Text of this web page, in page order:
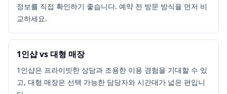
정보를 직접 확인하기 좋습니다. 예약 전 방문 방식을 먼저 비
교하세요.
1인샵 vs 대형 매장
1인샵은 프라이빗한 상담과 조용한 이용 경험을 기대할 수 있
고, 대형 매장은 선택 가능한 담당자와 시간대가 넓은 편입니